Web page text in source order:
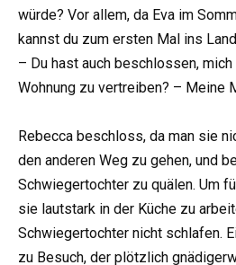
würde? Vor allem, da Eva im
kannst du zum ersten Mal ins
– Du hast auch beschlossen,
Wohnung zu vertreiben? – Meine
Rebecca beschloss, da man sie
den anderen Weg zu gehen, und
Schwiegertochter zu quälen. Um
sie lautstark in der Küche zu
Schwiegertochter nicht schlafen.
zu Besuch, der plötzlich